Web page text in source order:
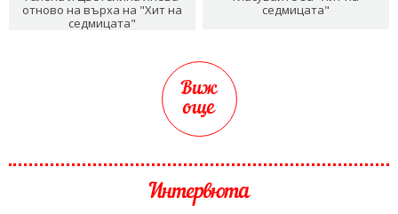
отново на върха на "Хит на
седмицата"
седмицата"
Виж
още
Интервюта